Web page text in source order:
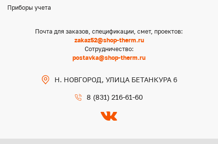
Приборы учета
Почта для заказов, спецификации, смет, проектов:
zakaz52@shop-therm.ru
Сотрудничество:
postavka@shop-therm.ru
Н. НОВГОРОД, УЛИЦА БЕТАНКУРА 6
8 (831) 216-61-60